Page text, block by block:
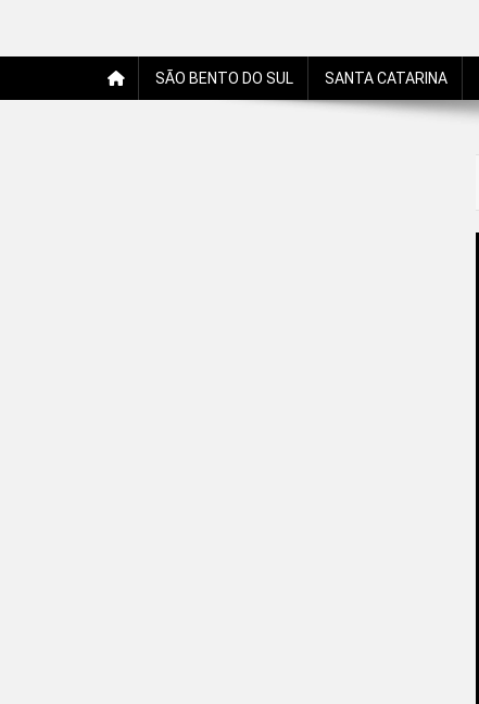
SÃO BENTO DO SUL SANTA CATARINA